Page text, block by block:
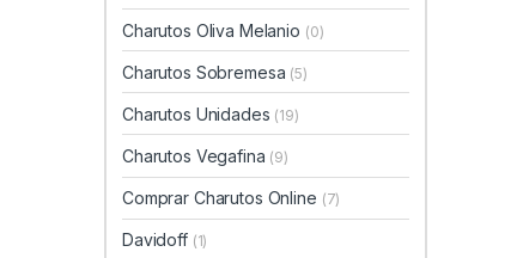
Charutos Oliva Melanio (0)
Charutos Sobremesa (5)
Charutos Unidades (19)
Charutos Vegafina (9)
Comprar Charutos Online (7)
Davidoff (1)